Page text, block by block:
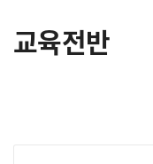
교육전반